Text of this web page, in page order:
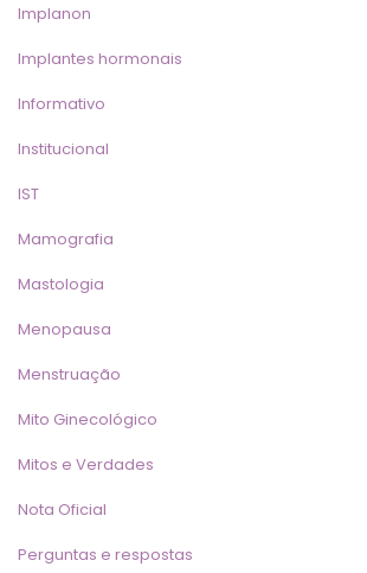
Implanon
Implantes hormonai
Informativo
Institucional
IST
Mamografia
Mastologia
Menopausa
Menstruação
Mito Ginecológico
Mitos e Verdade
Nota Oficial
Perguntas e resposta